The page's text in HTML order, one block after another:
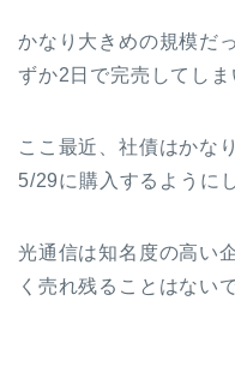
かなり大きめの規模だ
ずか2日で完売してしま
ここ最近、社債はかな
5/29に購入するように
光通信は知名度の高い
く売れ残ることはない